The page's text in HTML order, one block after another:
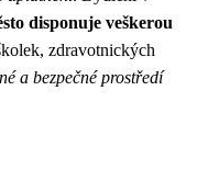
disponuje veškerou
zdravotnických
a bezpečné prostředí